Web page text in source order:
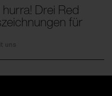
Drei Red
für
uns